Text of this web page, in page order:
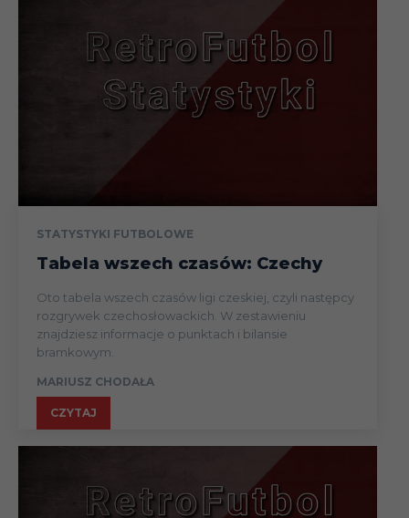
STATYSTYKI FUTBOLOWE
Tabela wszech czasów: Czechy
Oto tabela wszech czasów ligi czeskiej, czyli następcy
rozgrywek czechosłowackich. W zestawieniu
znajdziesz informacje o punktach i bilansie
bramkowym.
MARIUSZ CHODAŁA
CZYTAJ